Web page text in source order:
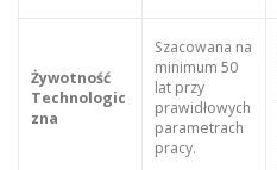
Żywotność
Technologic
zna
Szacowana na
minimum 50
lat przy
prawidłowych
parametrach
pracy.